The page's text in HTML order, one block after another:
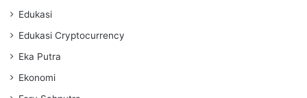
Edukasi
Edukasi Cryptocurrency
Eka Putra
Ekonomi